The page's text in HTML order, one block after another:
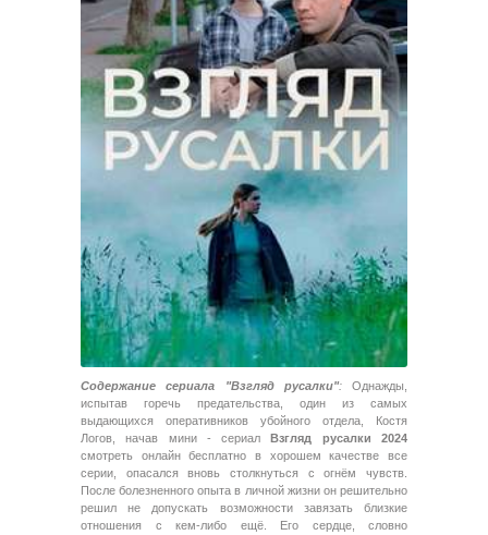
Содержание сериала "Взгляд русалки":Однажды,
испытав горечь предательства, один из самых
выдающихся оперативников убойного отдела, Костя
Логов, начав мини - сериалВзгляд русалки 2024
смотреть онлайн бесплатно в хорошем качестве все
серии, опасался вновь столкнуться с огнём чувств.
После болезненного опыта в личной жизни он решительно
решил не допускать возможности завязать близкие
отношения с кем-либо ещё. Его сердце, словно